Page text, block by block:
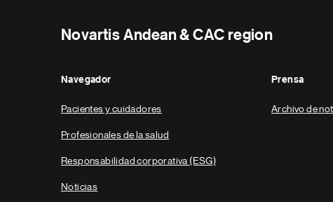
Novartis Andean & CAC region
Navegador
Pacientes y cuidadores
Profesionales de la salud
Responsabilidad corporativa (ESG)
Noticias
Prensa
Archivo de